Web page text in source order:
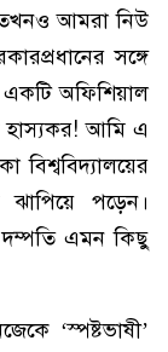
তখনও আমরা নিউ
সঙ্গে
একটি অফিশিয়াল
হাস্যকর! আমি এ
বিশ্ববিদ্যালয়ের
ঝাপিয়ে পড়েন।
এমন কিছু
‘স্পষ্টভাষী’